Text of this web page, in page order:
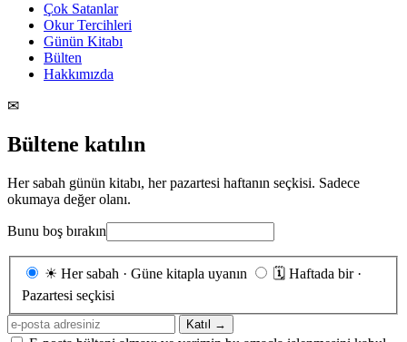
Çok Satanlar
Okur Tercihleri
Günün Kitabı
Bülten
Hakkımızda
✉
Bültene katılın
Her sabah günün kitabı, her pazartesi haftanın seçkisi. Sadece
okumaya değer olanı.
Bunu boş bırakın
Gönderim
☀ Her sabah · Güne kitapla uyanın 🗓 Haftada bir ·
Pazartesi seçkisi
E-
posta
Katıl →